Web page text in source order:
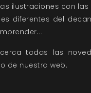
ilustraciones con
diferentes del
todas las
de nuestra web.